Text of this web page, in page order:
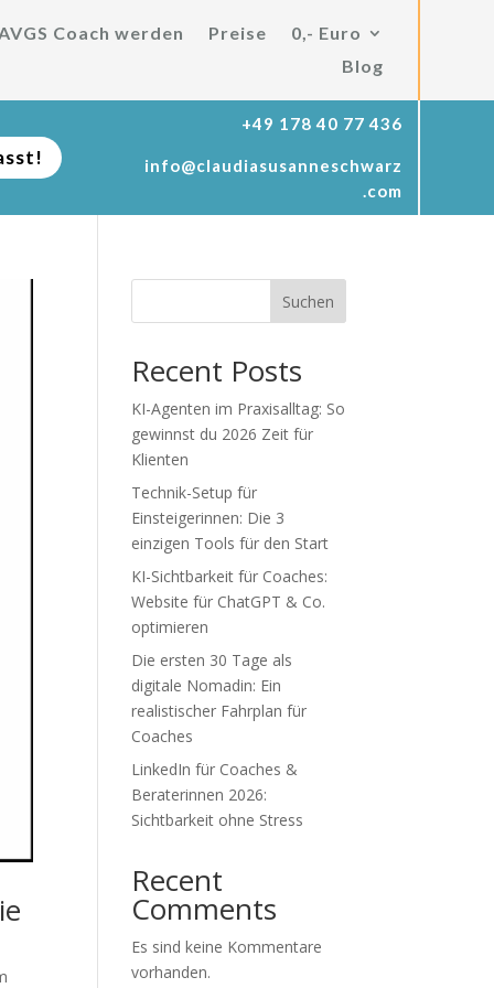
Coach werden Preise
0,- Euro
Blog
+49 178 40 77 436
info@claudiasusanneschwarz
.com
Suchen
Recent Posts
KI-Agenten im Praxisalltag: So
gewinnst du 2026 Zeit für
Klienten
Technik-Setup für
Einsteigerinnen: Die 3
einzigen Tools für den Start
KI-Sichtbarkeit für Coaches:
Website für ChatGPT & Co.
optimieren
Die ersten 30 Tage als
digitale Nomadin: Ein
realistischer Fahrplan für
Coaches
LinkedIn für Coaches &
Beraterinnen 2026:
Sichtbarkeit ohne Stress
Recent
Comments
Es sind keine Kommentare
vorhanden.